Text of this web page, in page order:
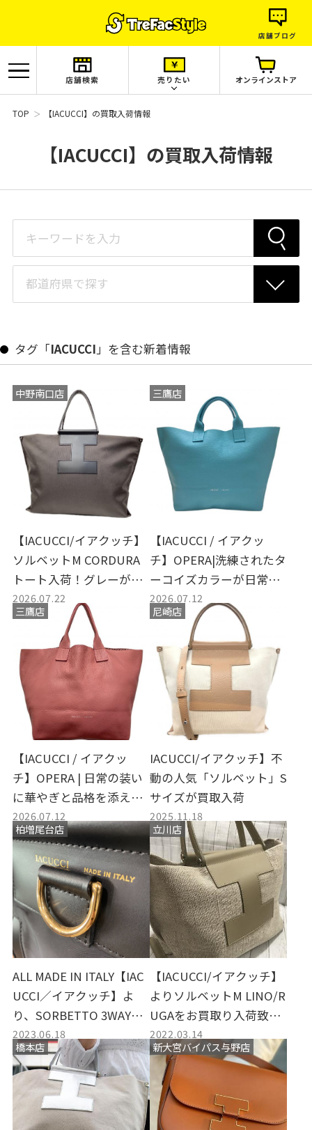
店舗ブログ
店舗検索 売りたい オンラインストア
TOP 【IACUCCI】の買取入荷情報
【IACUCCI】の買取入荷情報
タグ「IACUCCI 」を含む新着情報
中野南口店
【IACUCCI/イアクッチ】
ソルベットM CORDURA
トート入荷！グレーが映
える大人バッグ古着紹介
2026.07.22
三鷹店
【IACUCCI / イアクッ
チ】OPERA|洗練されたタ
ーコイズカラーが日常に
品格を添えるレザーハン
ドバッグ
2026.07.12
三鷹店
【IACUCCI / イアクッ
チ】OPERA | 日常の装い
に華やぎと品格を添える
イタリア製レザーバッグ
の魅力
2026.07.12
尼崎店
IACUCCI/イアクッチ】不
動の人気「ソルベット」S
サイズが買取入荷
2025.11.18
柏増尾台店
ALL MADE IN ITALY【IAC
UCCI／イアクッチ】よ
り、SORBETTO 3WAYバ
ッグを買取入荷いたしま
した。
2023.06.18
立川店
【IACUCCI/イアクッチ】
よりソルベットM LINO/R
UGAをお買取り入荷致し
ました。
2022.03.14
橋本店
新大宮バイパス与野店